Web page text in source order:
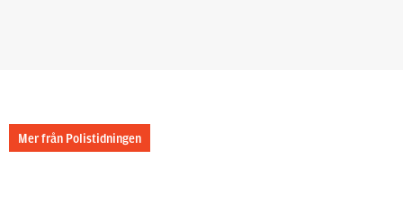
Mer från Polistidningen